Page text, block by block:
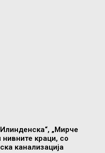
„Мирче
нивните краци, со
канализација